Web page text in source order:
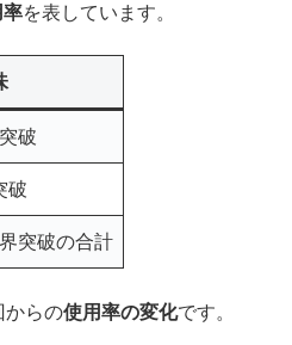
率を表しています。
破
破
突破の合計
からの使用率の変化です。